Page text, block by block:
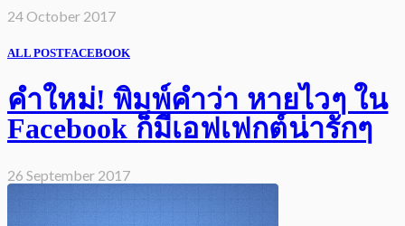
24 October 2017
ALL POSTFACEBOOK
คำใหม่! พิมพ์คำว่า หายไวๆ ใน
Facebook ก็มีเอฟเฟกต์น่ารักๆ
26 September 2017